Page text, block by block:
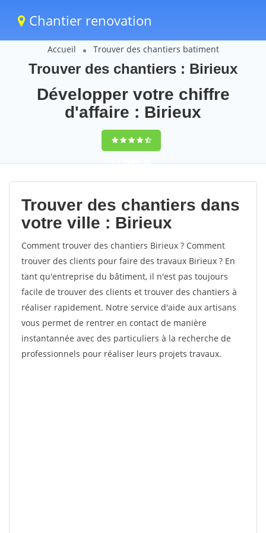
Chantier renovation
Accueil Trouver des chantiers batiment
Trouver des chantiers : Birieux
Développer votre chiffre
d'affaire : Birieux
9,5(100%)60
votes
Trouver des chantiers dans
votre ville : Birieux
Comment trouver des chantiers Birieux ? Comment
trouver des clients pour faire des travaux Birieux ? En
tant qu'entreprise du bâtiment, il n'est pas toujours
facile de trouver des clients et trouver des chantiers à
réaliser rapidement. Notre service d'aide aux artisans
vous permet de rentrer en contact de manière
instantannée avec des particuliers à la recherche de
professionnels pour réaliser leurs projets travaux.